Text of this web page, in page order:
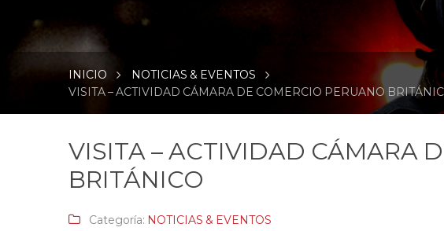
INICIO
NOTICIAS & EVENTOS
VISITA – ACTIVIDAD CÁMARA DE COMERCIO PERUANO
VISITA – ACTIVIDAD CÁMARA
BRITÁNICO
Categoría: NOTICIAS & EVENTOS